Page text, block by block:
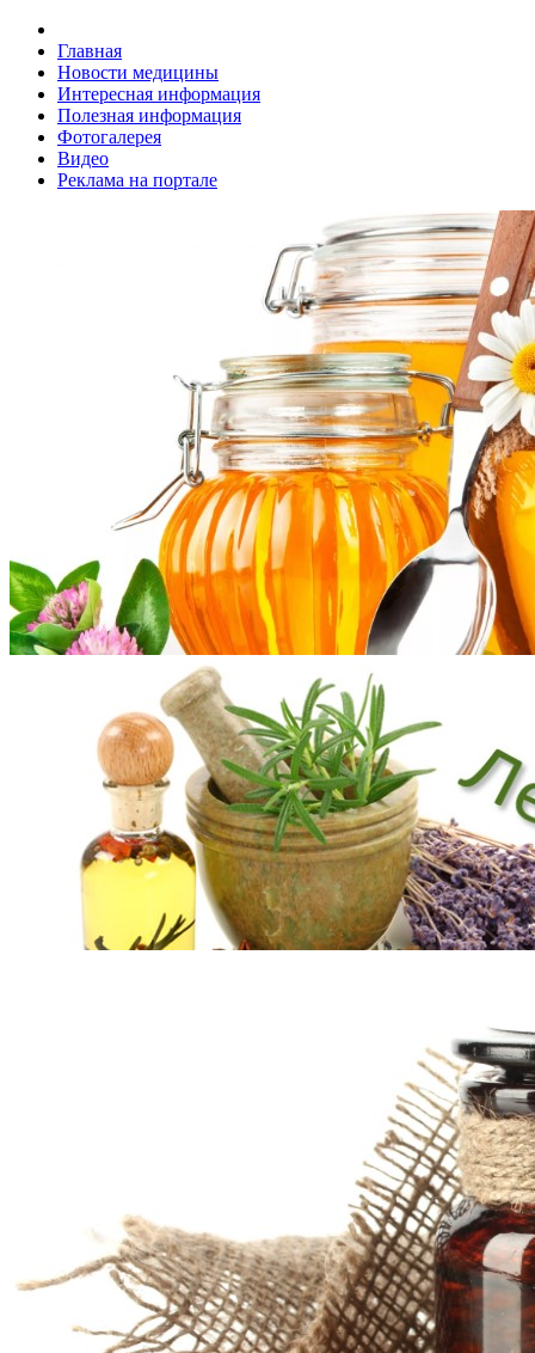
Главная
Новости медицины
Интересная информация
Полезная информация
Фотогалерея
Видео
Реклама на портале